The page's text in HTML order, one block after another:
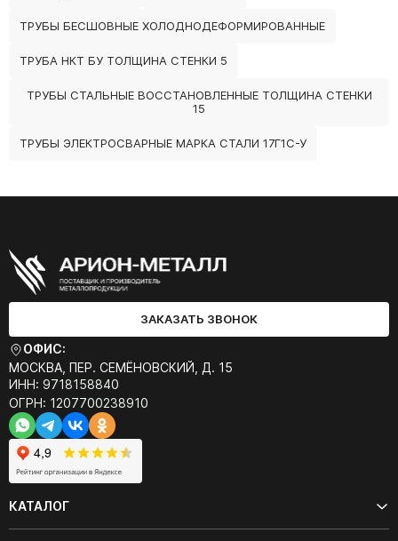
ТРУБЫ БЕСШОВНЫЕ ХОЛОДНОДЕФОРМИРОВАННЫЕ
ТРУБА НКТ БУ ТОЛЩИНА СТЕНКИ 5
ТРУБЫ СТАЛЬНЫЕ ВОССТАНОВЛЕННЫЕ ТОЛЩИНА СТЕНКИ
15
ТРУБЫ ЭЛЕКТРОСВАРНЫЕ МАРКА СТАЛИ 17Г1С-У
ЗАКАЗАТЬ ЗВОНОК
ОФИС:
МОСКВА, ПЕР. СЕМЁНОВСКИЙ, Д. 15
ИНН: 9718158840
ОГРН: 1207700238910
КАТАЛОГ